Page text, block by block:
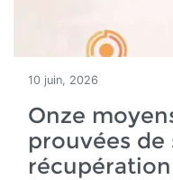
10 juin, 2026
Onze
prouvées